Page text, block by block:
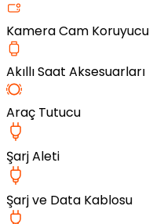
Kamera Cam Koruyucu
Akıllı Saat Aksesuarları
Araç Tutucu
Şarj Aleti
Şarj ve Data Kablosu